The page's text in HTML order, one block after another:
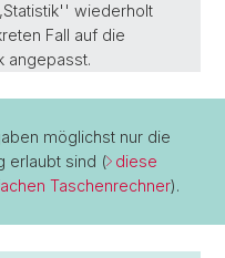
wiederholt
Fall auf die
angepasst.
möglichst nur die
erlaubt sind ( diese
Taschenrechner).